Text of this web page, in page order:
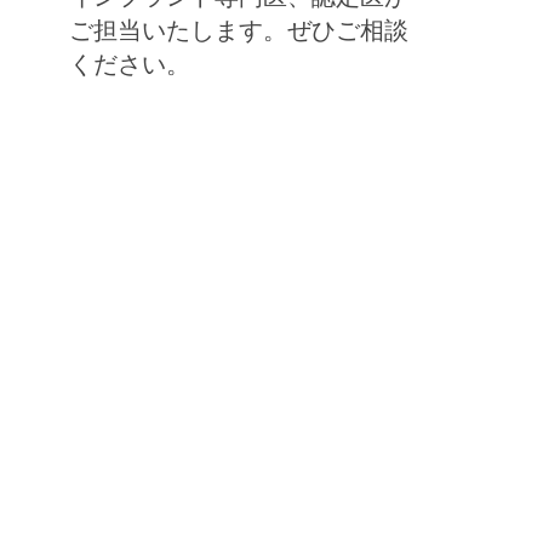
ご担当いたします。ぜひご相談
ください。